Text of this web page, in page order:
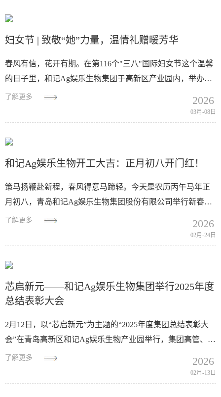
妇女节 | 致敬“她”力量，温情礼赠暖芳华
春风有信，花开有期。在第116个"三八"国际妇女节这个温馨
的日子里，和记Ag娱乐生物集团于高新区产业园内，举办了
一场以"无惧时光，本色绽放"为主题的特别活动...
了解更多 2026
03月-08日
和记Ag娱乐生物开工大吉：正月初八开门红！
策马扬鞭赴新程，春风得意马蹄轻。今天是农历丙午马年正
月初八，青岛和记Ag娱乐生物集团股份有限公司举行新春团
拜会，庆祝企业开工！随着春节假期的结束，集团迎来了节
了解更多 2026
02月-24日
芯启新元——和记Ag娱乐生物集团举行2025年度
总结表彰大会
2月12日，以“芯启新元”为主题的“2025年度集团总结表彰大
会”在青岛高新区和记Ag娱乐生物产业园举行，集团高管、渠
道业务中心营销人员以及各部门代表、一线员工代表共同参
了解更多 2026
02月-13日